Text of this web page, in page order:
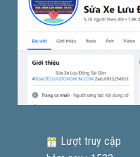
Lượt truy cập